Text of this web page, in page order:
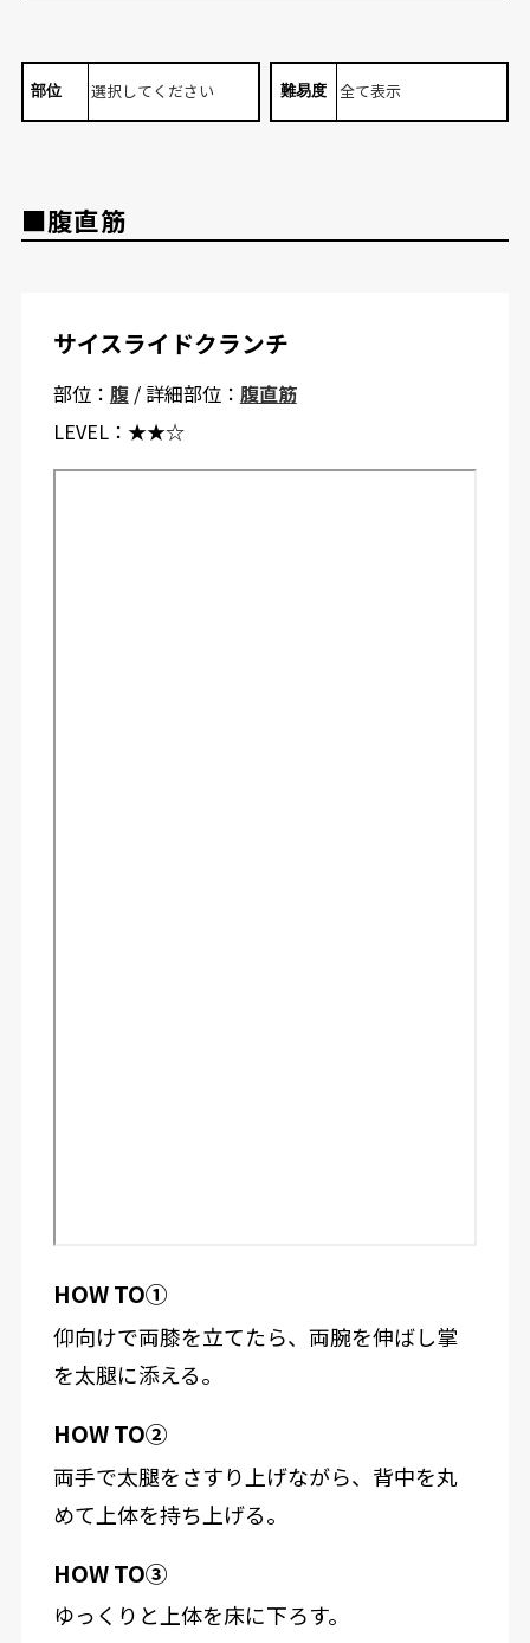
部位 難易度
■腹直筋
サイスライドクランチ
部位： 腹/ 詳細部位： 腹直筋
LEVEL： ★★☆
HOW TO①
仰向けで両膝を立てたら、両腕を伸ばし掌
を太腿に添える。
HOW TO②
両手で太腿をさすり上げながら、背中を丸
めて上体を持ち上げる。
HOW TO③
ゆっくりと上体を床に下ろす。